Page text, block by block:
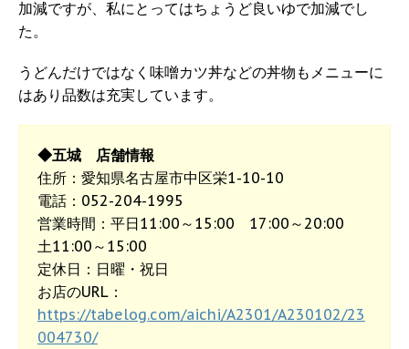
加減ですが、私にとってはちょうど良いゆで加減でし
た。
うどんだけではなく味噌カツ丼などの丼物もメニューに
はあり品数は充実しています。
◆五城 店舗情報
住所：愛知県名古屋市中区栄1-10-10
電話：052-204-1995
営業時間：平日11:00～15:00 17:00～20:00
土11:00～15:00
定休日：日曜・祝日
お店のURL：
https://tabelog.com/aichi/A2301/A230102/23
004730/